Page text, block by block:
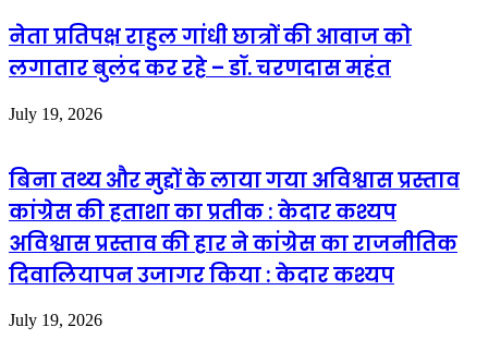
नेता प्रतिपक्ष राहुल गांधी छात्रों की आवाज को
लगातार बुलंद कर रहे – डॉ. चरणदास महंत
July 19, 2026
बिना तथ्य और मुद्दों के लाया गया अविश्वास प्रस्ताव
कांग्रेस की हताशा का प्रतीक : केदार कश्यप
अविश्वास प्रस्ताव की हार ने कांग्रेस का राजनीतिक
दिवालियापन उजागर किया : केदार कश्यप
July 19, 2026